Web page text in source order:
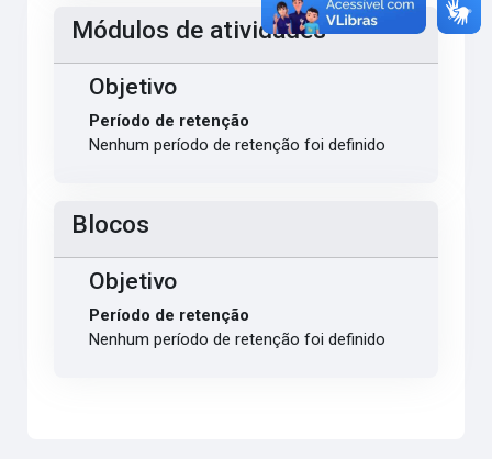
Módulos de atividades
Objetivo
Período de retenção
Nenhum período de retenção foi definido
Blocos
Objetivo
Período de retenção
Nenhum período de retenção foi definido